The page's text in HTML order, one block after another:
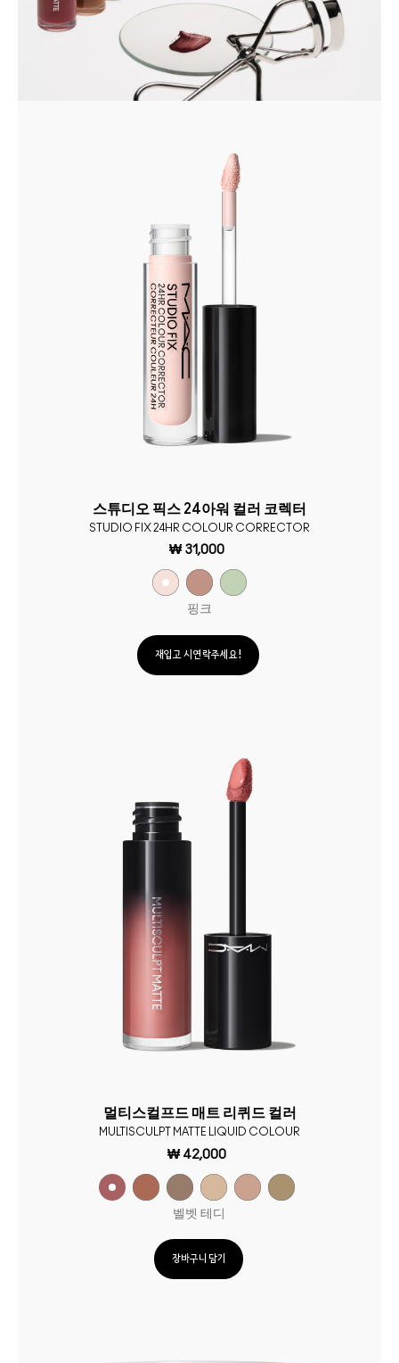
스튜디오 픽스 24아워 컬러 코렉터
STUDIO FIX 24HR COLOUR CORRECTOR
₩ 31,000
핑크
재입고 시 연락주세요!
멀티스컬프드 매트 리퀴드 컬러
MULTISCULPT MATTE LIQUID COLOUR
₩ 42,000
벨벳 테디
장바구니 담기